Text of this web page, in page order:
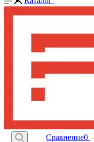
Сравнение0